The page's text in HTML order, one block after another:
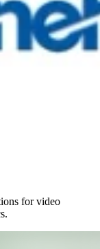
for video